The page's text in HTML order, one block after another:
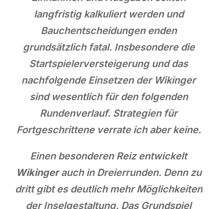
langfristig kalkuliert werden und
Bauchentscheidungen enden
grundsätzlich fatal. Insbesondere die
Startspielerversteigerung und das
nachfolgende Einsetzen der Wikinger
sind wesentlich für den folgenden
Rundenverlauf. Strategien für
Fortgeschrittene verrate ich aber keine.
Einen besonderen Reiz entwickelt
Wikingerauch in Dreierrunden. Denn zu
dritt gibt es deutlich mehr Möglichkeiten
der Inselgestaltung. Das Grundspiel